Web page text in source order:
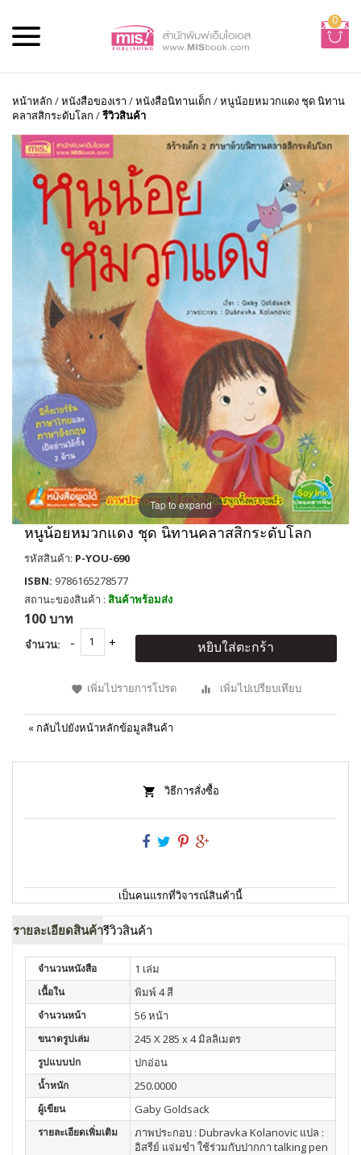
0
หน้าหลัก /หนังสือของเรา /หนังสือนิทานเด็ก /หนูน้อยหมวกแดง ชุด นิทาน
คลาสสิกระดับโลก /รีวิวสินค้า
Tap to expand
หนูน้อยหมวกแดง ชุด นิทานคลาสสิกระดับโลก
รหัสสินค้า: P-YOU-690
ISBN: 9786165278577
สถานะของสินค้า : สินค้าพร้อมส่ง
100 บาท
จำนวน: หยิบใส่ตะกร้า
เพิ่มไปรายการโปรด เพิ่มไปเปรียบเทียบ
« กลับไปยังหน้าหลักข้อมูลสินค้า
วิธีการสั่งซื้อ
เป็นคนแรกที่วิจารณ์สินค้านี้
รายละเอียดสินค้ารีวิวสินค้า
จำนวนหนังสือ 1 เล่ม
เนื้อใน พิมพ์ 4 สี
จำนวนหน้า 56 หน้า
ขนาดรูปเล่ม 245 X 285 x 4 มิลลิเมตร
รูปแบบปก ปกอ่อน
น้ำหนัก 250.0000
ผู้เขียน Gaby Goldsack
รายละเอียดเพิ่มเติม
ภาพประกอบ : Dubravka Kolanovic แปล :
อิสรีย์ แจ่มขำ ใช้ร่วมกับปากกา talking pen